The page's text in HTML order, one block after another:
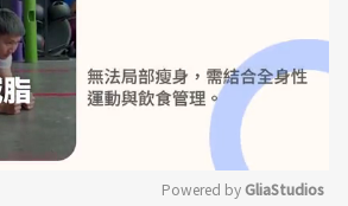
Powered by GliaStudios